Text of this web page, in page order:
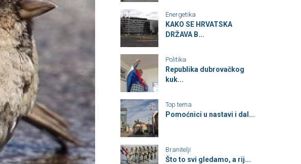
Energetika
KAKO SE HRVATSKA
DRŽAVA B...
Politika
Republika dubrovačkog
kuk...
Top tema
Pomoćnici u nastavi i dal...
Branitelji
Što to svi gledamo, a rij...